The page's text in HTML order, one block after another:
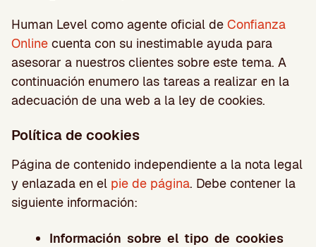
Human Level como agente oficial de Confianza
Online cuenta con su inestimable ayuda para
asesorar a nuestros clientes sobre este tema. A
continuación enumero las tareas a realizar en la
adecuación de una web a la ley de cookies.
Política de cookies
Página de contenido independiente a la nota legal
y enlazada en el pie de página. Debe contener la
siguiente información:
Información sobre el tipo de cookies